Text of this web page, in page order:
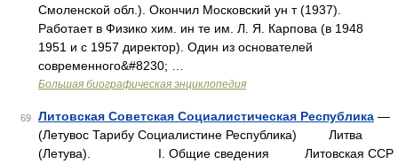
Смоленской обл.). Окончил Московский ун т (1937).
Работает в Физико хим. ин те им. Л. Я. Карпова (в 1948
1951 и с 1957 директор). Один из основателей
современного&#8230; …
Большая биографическая энциклопедия
69 Литовская Советская Социалистическая Республика —
(Летувос Тарибу Социалистине Республика) Литва
(Летува). I. Общие сведения Литовская ССР